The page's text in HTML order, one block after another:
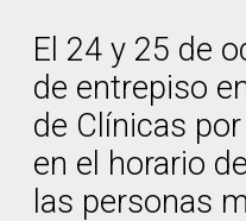
El 24 y 25 de
de entrepiso
de Clínicas
en el horario
las personas